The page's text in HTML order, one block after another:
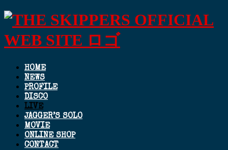
HOME
NEWS
PROFILE
DISCO
LIVE
JAGGER’S SOLO
MOVIE
ONLINE SHOP
CONTACT